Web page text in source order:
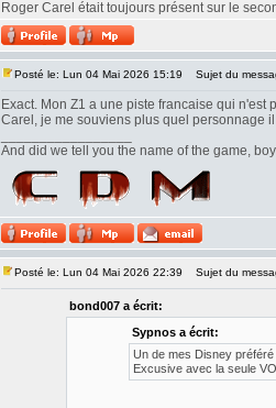
Roger Carel était toujours présent sur le
Posté le: Lun 04 Mai 2026 15:19 Sujet du
Exact. Mon Z1 a une piste francaise qui
Carel, je me souviens plus quel personnage
And did we tell you the name of the game,
Posté le: Lun 04 Mai 2026 22:39 Sujet du
bond007 a écrit:
Sypnos a écrit:
Un de mes Disney
Excusive avec la seule